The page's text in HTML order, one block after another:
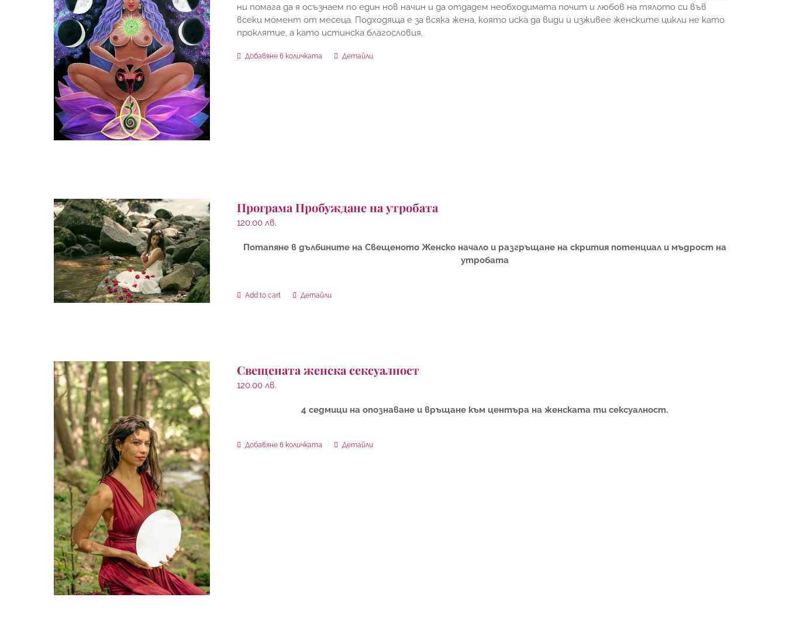
ни помага да я осъзнаем по един нов начин и да отдадем необходимата почит и любов на тялото си във
всеки момент от месеца. Подходяща е за всяка жена, която иска да види и изживее женските цикли не като
проклятие, а като истинска благословия.
Добавяне в количката Детайли
Програма Пробуждане на утробата
120.00лв.
Потапяне в дълбините на Свещеното Женско начало и разгръщане на скрития потенциал и мъдрост на
утробата
Add to cart Детайли
Свещената женска сексуалност
120.00лв.
4 седмици на опознаване и връщане към центъра на женската ти сексуалност.
Добавяне в количката Детайли